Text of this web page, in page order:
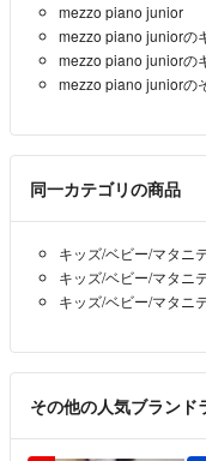
ております🙇
お値引きして頂いた方
(⁎ᴗ͈ˬᴗ͈⁎)
※喫煙者おります😨‼️‼️
袋に入れタンス、クロー
お気になさる方、プロ
自己中心的なお方、当
※お値下げなのですが手
す。
mezzo piano junior
mezzo piano juniorの
mezzo piano juniorの
mezzo piano juniorの
同一カテゴリの商品
キッズ/ベビー/マタニ
キッズ/ベビー/マタニ
キッズ/ベビー/マタニ
その他の人気ブランド